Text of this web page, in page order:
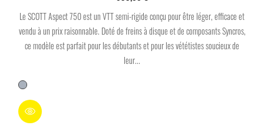
Le SCOTT Aspect 750 est un VTT semi-rigide conçu pour être léger, efficace et
vendu à un prix raisonnable. Doté de freins à disque et de composants Syncros,
ce modèle est parfait pour les débutants et pour les vététistes soucieux de
leur...
Gris